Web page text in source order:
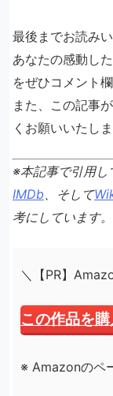
最後までお読み
あなたの感動し
をぜひコメント
また、この記事
くお願いいたしま
※本記事で引用し
IMDb、そして
考にしています。
＼【PR】
この作品を
※ Amazonのペ